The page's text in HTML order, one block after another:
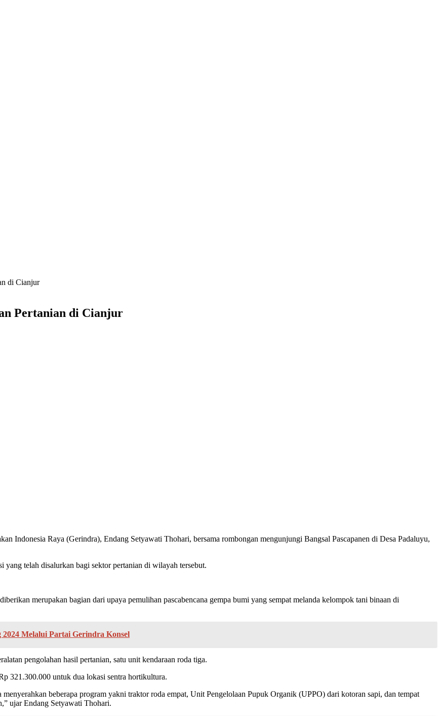
di Cianjur
Pertanian di Cianjur
Indonesia Raya (Gerindra), Endang Setyawati Thohari, bersama rombongan mengunjungi Bangsal Pascapanen di Desa Padaluyu,
telah disalurkan bagi sektor pertanian di wilayah tersebut.
merupakan bagian dari upaya pemulihan pascabencana gempa bumi yang sempat melanda kelompok tani binaan di
Melalui Partai Gerindra Konsel
pengolahan hasil pertanian, satu unit kendaraan roda tiga.
321.300.000 untuk dua lokasi sentra hortikultura.
beberapa program yakni traktor roda empat, Unit Pengelolaan Pupuk Organik (UPPO) dari kotoran sapi, dan tempat
ujar Endang Setyawati Thohari.